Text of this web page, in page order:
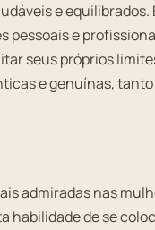
e
pessoais e
seus próprios
e genuínas,
admiradas nas
habilidade de se